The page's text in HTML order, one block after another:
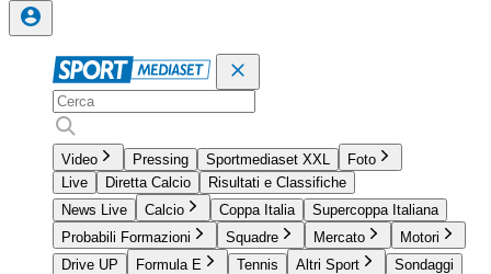
Video Pressing Sportmediaset XXL
Foto
Live
Diretta Calcio
Risultati e Classifiche
News Live
Calcio Coppa Italia
Supercoppa Italiana
Probabili Formazioni
Squadre Mercato
Motori
Drive UP
Formula E Tennis Altri Sport
Sondaggi